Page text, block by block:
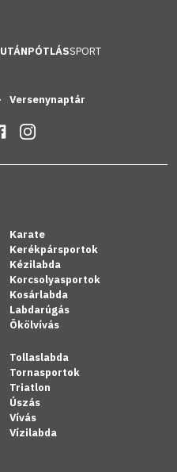
UTÁNPÓTLÁSSPORT
Versenynaptár
Karate
Kerékpársportok
Kézilabda
Korcsolyasportok
Kosárlabda
Labdarúgás
Ökölvívás
Tollaslabda
Tornasportok
Triatlon
Úszás
Vívás
Vízilabda